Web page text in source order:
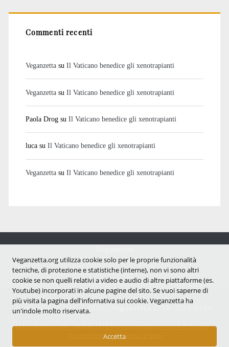
Commenti recenti
Veganzettasu Il Vaticano benedice gli xenotrapianti
Veganzettasu Il Vaticano benedice gli xenotrapianti
Paola Drogsu Il Vaticano benedice gli xenotrapianti
lucasu Il Vaticano benedice gli xenotrapianti
Veganzettasu Il Vaticano benedice gli xenotrapianti
Notizie dal mondo vegan e antispecista
Copyright © 2007 - 2026 |
Informativa sui cookie (UE)|Informativa sulla Privacy|
Avvertenze e Licenza d'uso
Veganzetta.org utilizza cookie solo per le proprie funzionalità
tecniche, di protezione e statistiche (interne), non vi sono altri
cookie se non quelli relativi a video e audio di altre piattaforme (es.
Youtube) incorporati in alcune pagine del sito. Se vuoi saperne di
più visita la pagina dell'infornativa sui cookie. Veganzetta ha
un'indole molto riservata.
Accetta